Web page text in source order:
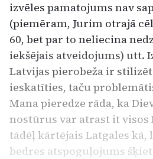
izvēles pamatojums nav
(piemēram, Jurim otrajā
60, bet par to neliecina
iekšējais atveidojums) utt.
Latvijas pierobeža ir
ieskatīties, taču
Mana pieredze rāda, ka
nostūrus var atrast it visos
tādēļ kārtējais Latgales kā,
bedres atspoguļojums